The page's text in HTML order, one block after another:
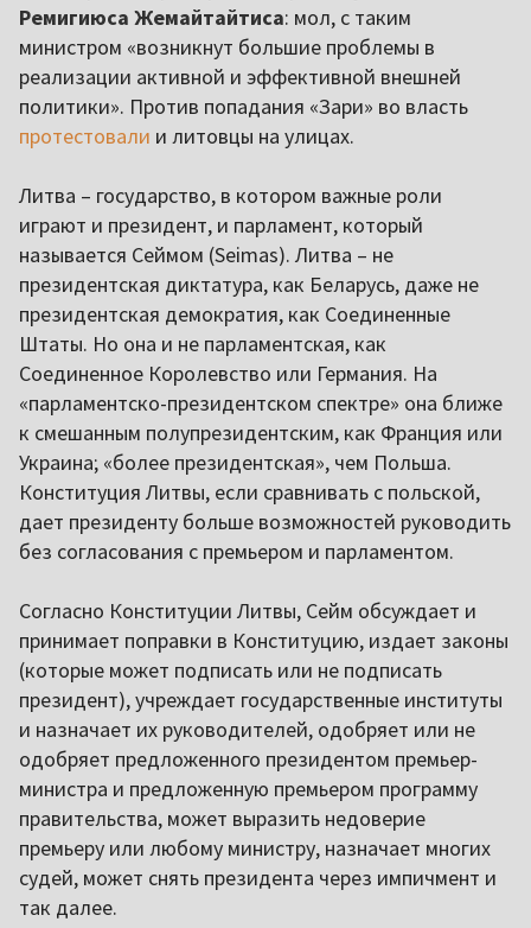
Ремигиюса Жемайтайтиса: мол, с таким
министром «возникнут большие проблемы в
реализации активной и эффективной внешней
политики». Против попадания «Зари» во власть
протестовали и литовцы на улицах.
Литва – государство, в котором важные роли
играют и президент, и парламент, который
называется Сеймом (Seimas). Литва – не
президентская диктатура, как Беларусь, даже не
президентская демократия, как Соединенные
Штаты. Но она и не парламентская, как
Соединенное Королевство или Германия. На
«парламентско-президентском спектре» она ближе
к смешанным полупрезидентским, как Франция или
Украина; «более президентская», чем Польша.
Конституция Литвы, если сравнивать с польской,
дает президенту больше возможностей руководить
без согласования с премьером и парламентом.
Согласно Конституции Литвы, Сейм обсуждает и
принимает поправки в Конституцию, издает законы
(которые может подписать или не подписать
президент), учреждает государственные институты
и назначает их руководителей, одобряет или не
одобряет предложенного президентом премьер-
министра и предложенную премьером программу
правительства, может выразить недоверие
премьеру или любому министру, назначает многих
судей, может снять президента через импичмент и
так далее.